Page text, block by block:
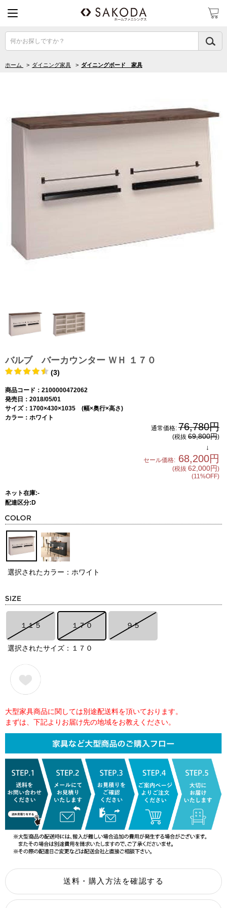
何かお探しですか？
ホーム > ダイニング家具 > ダイニングボード 家具
バルブ バーカウンター ＷＨ １７０
(3)
商品コード：2100000472062
発売日：2018/05/01
サイズ：1700×430×1035 (幅×奥行×高さ)
カラー：ホワイト
通常価格: 76,780円
(税抜 69,800円)
↓
セール価格: 68,200円
(税抜 62,000円)
(11%OFF)
ネット在庫:-
配達区分:D
選択されたカラー：ホワイト
１１５ １７０ ９５
選択されたサイズ：１７０
大型家具商品に関しては別途配送料を頂いております。
まずは、下記よりお届け先の地域をお教えください。